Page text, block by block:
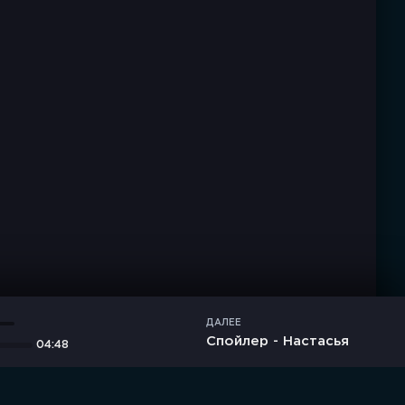
04:48
ДАЛЕЕ
Спойлер - Настасья